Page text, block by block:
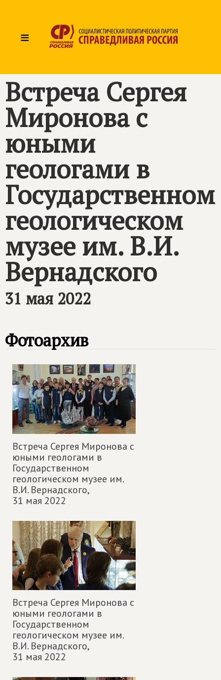
≡
Встреча Сергея
Миронова с
юными
геологами в
Государственном
геологическом
музее им. В.И.
Вернадского
31 мая 2022
Фотоархив
Встреча Сергея Миронова с
юными геологами в
Государственном
геологическом музее им.
В.И. Вернадского,
31 мая 2022
Встреча Сергея Миронова с
юными геологами в
Государственном
геологическом музее им.
В.И. Вернадского,
31 мая 2022